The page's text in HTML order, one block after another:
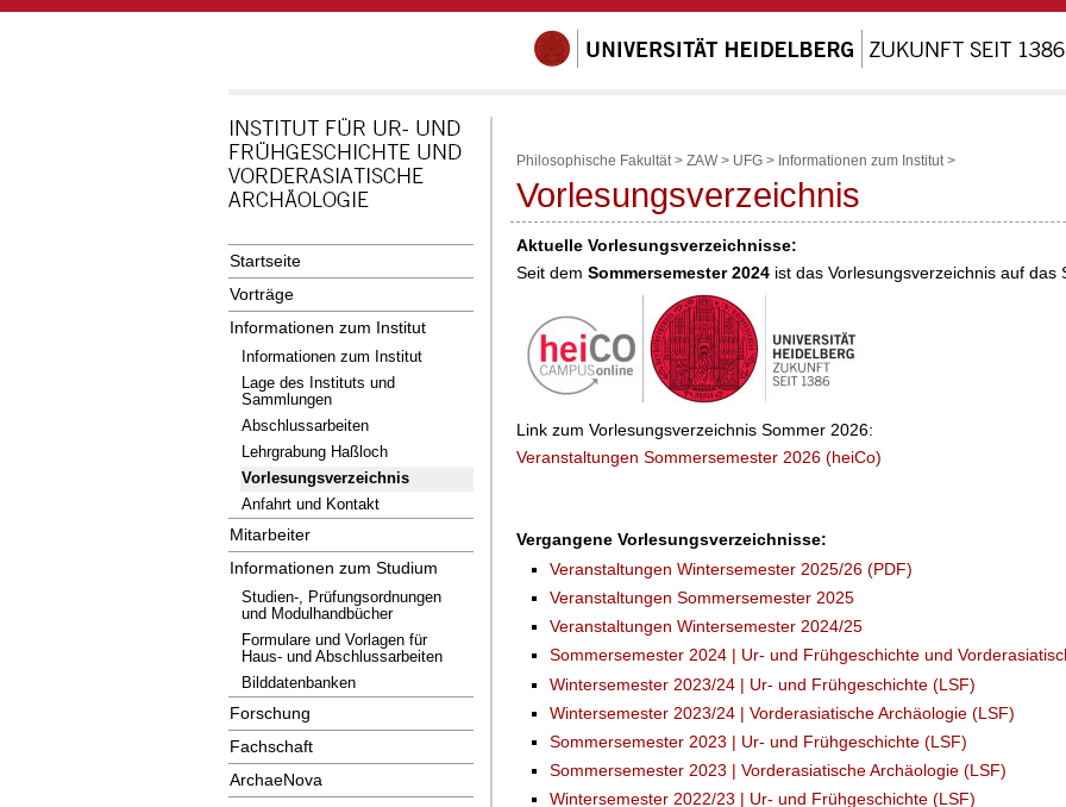
Startseite
Vorträge
Informationen zum Institut
Informationen zum Institut
Lage des Instituts und
Sammlungen
Abschlussarbeiten
Lehrgrabung Haßloch
Vorlesungsverzeichnis
Anfahrt und Kontakt
Mitarbeiter
Informationen zum Studium
Studien-, Prüfungsordnungen
und Modulhandbücher
Formulare und Vorlagen für
Haus- und Abschlussarbeiten
Bilddatenbanken
Forschung
Fachschaft
ArchaeNova
Philosophische Fakultät > ZAW > UFG > Informationen zum Institut >
Vorlesungsverzeichnis
Aktuelle Vorlesungsverzeichnisse:
Seit dem Sommersemester 2024 ist das Vorlesungsverzeichnis auf das
Link zum Vorlesungsverzeichnis Sommer 2026:
Veranstaltungen Sommersemester 2026 (heiCo)
Vergangene Vorlesungsverzeichnisse:
Veranstaltungen Wintersemester 2025/26 (PDF)
Veranstaltungen Sommersemester 2025
Veranstaltungen Wintersemester 2024/25
Sommersemester 2024 | Ur- und Frühgeschichte und
Wintersemester 2023/24 | Ur- und Frühgeschichte (LSF)
Wintersemester 2023/24 | Vorderasiatische Archäologie (LSF)
Sommersemester 2023 | Ur- und Frühgeschichte (LSF)
Sommersemester 2023 | Vorderasiatische Archäologie (LSF)
Wintersemester 2022/23 | Ur- und Frühgeschichte (LSF)